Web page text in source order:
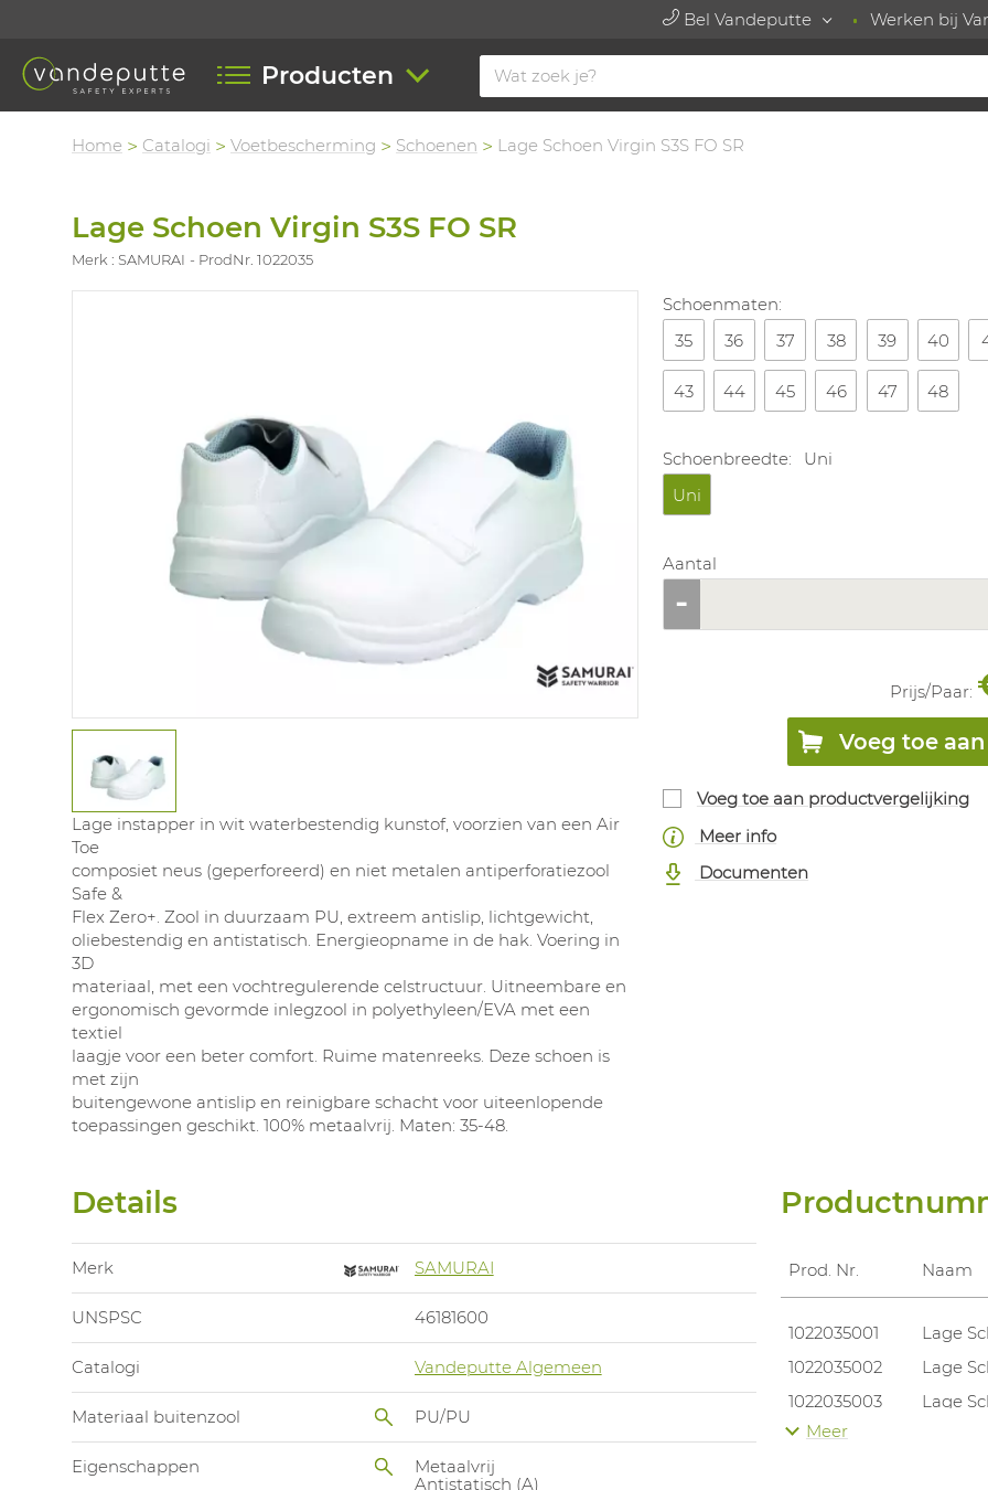
Bel Vandeputte Werken bij
Producten
Home Catalogi Voetbescherming Schoenen Lage Schoen Virgin S3S FO SR
Lage Schoen Virgin S3S FO SR
Merk : SAMURAI ProdNr. 1022035
Lage instapper in wit waterbestendig kunstof, voorzien van een Air
Toe
composiet neus (geperforeerd) en niet metalen antiperforatiezool
Safe &
Flex Zero+. Zool in duurzaam PU, extreem antislip, lichtgewicht,
oliebestendig en antistatisch. Energieopname in de hak. Voering in
3D
materiaal, met een vochtregulerende celstructuur. Uitneembare en
ergonomisch gevormde inlegzool in polyethyleen/EVA met een
textiel
laagje voor een beter comfort. Ruime matenreeks. Deze schoen is
met zijn
buitengewone antislip en reinigbare schacht voor uiteenlopende
toepassingen geschikt. 100% metaalvrij. Maten: 35-48.
Schoenmaten:
35
36 37 38 39 40
43 44 45 46 47 48
Schoenbreedte:
Uni
Uni
Aantal
Prijs/Paar:
Voeg toe
Voeg toe aan productvergelijking
Meer info
Documenten
Details
Merk SAMURAI
UNSPSC 46181600
Catalogi Vandeputte Algemeen
Materiaal buitenzool PU/PU
Eigenschappen
Metaalvrij
Antistatisch (A)
Prod. Nr. Naam
1022035001 Lage
1022035002
Lage
1022035003
Lage
1022035004
Meer